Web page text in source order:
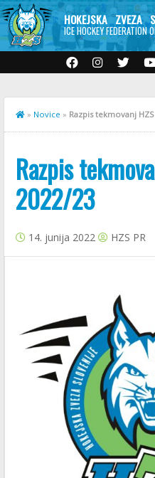
HOKEJSKA ZVEZA
ICE HOCKEY FEDERATION
» Novice » Razpis tekmovanj
Razpis
2022/23
14. junija 2022 HZS PR